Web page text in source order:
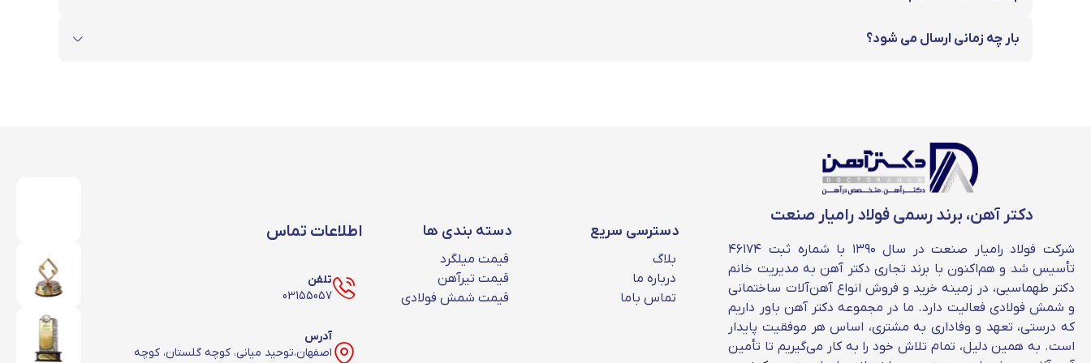
خدمات سایت آهن آلات دکتر آهن
بار چه زمانی ارسال می شود؟
دکتر آهن، برند رسمی فولاد رامیار صنعت
شرکت فولاد رامیار صنعت در سال ۱۳۹۰ با شماره ثبت ۴۶۱۷۴
تأسیس شد و هم‌اکنون با برند تجاری دکتر آهن به مدیریت خانم
دکتر طهماسبی، در زمینه خرید و فروش انواع آهن‌آلات ساختمانی
و شمش فولادی فعالیت دارد. ما در مجموعه دکتر آهن باور داریم
که درستی، تعهد و وفاداری به مشتری، اساس هر موفقیت پایدار
است. به همین دلیل، تمام تلاش خود را به کار می‌گیریم تا تأمین
دسترسی سریع
بلاگ
درباره ما
تماس باما
دسته بندی ها
قیمت میلگرد
قیمت تیرآهن
قیمت شمش فولادی
اطلاعات تماس
تلفن
03155057
آدرس
اصفهان،توحید میانی، کوچه گلستان، کوچه